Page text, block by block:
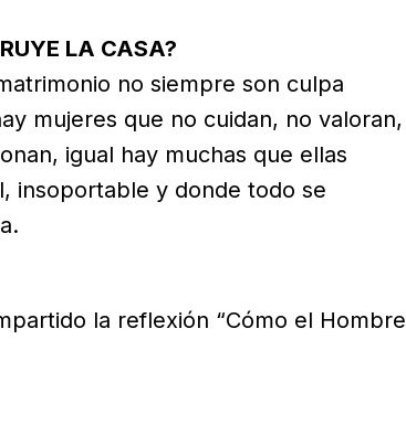
LA CASA?
no siempre son culpa
mujeres que no cuidan, no valoran,
igual hay muchas que ellas
insoportable y donde todo se
la reflexión “Cómo el Hombre